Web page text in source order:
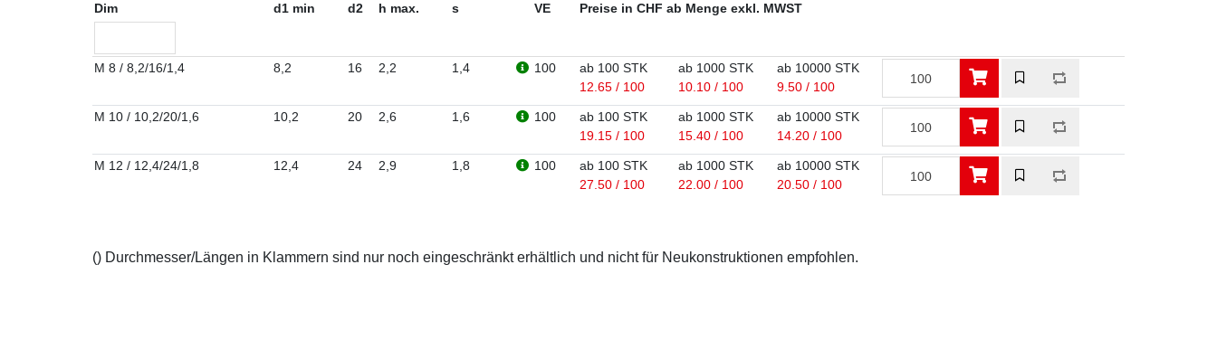
Dim d1 min d2 h max. s VE Preise in CHF ab Menge exkl. MWST
M 8 / 8,2/16/1,4 8,2 16 2,2 1,4 100
ab 100 STK
12.65 / 100
ab 1000 STK
10.10 / 100
ab 10000 STK
9.50 / 100
M 10 / 10,2/20/1,6 10,2 20 2,6 1,6 100
ab 100 STK
19.15 / 100
ab 1000 STK
15.40 / 100
ab 10000 STK
14.20 / 100
M 12 / 12,4/24/1,8 12,4 24 2,9 1,8 100
ab 100 STK
27.50 / 100
ab 1000 STK
22.00 / 100
ab 10000 STK
20.50 / 100
() Durchmesser/Längen in Klammern sind nur noch eingeschränkt erhältlich und nicht für Neukonstruktionen empfohlen.